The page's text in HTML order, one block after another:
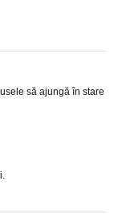
să ajungă în stare